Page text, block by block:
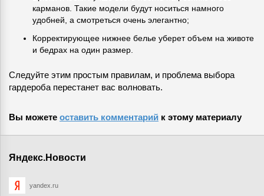
карманов. Такие модели будут носиться намного
удобней, а смотреться очень элегантно;
Корректирующее нижнее белье уберет объем на животе
и бедрах на один размер.
Следуйте этим простым правилам, и проблема выбора
гардероба перестанет вас волновать.
Вы можете оставить комментарий к этому материалу
Яндекс.Новости
yandex.ru